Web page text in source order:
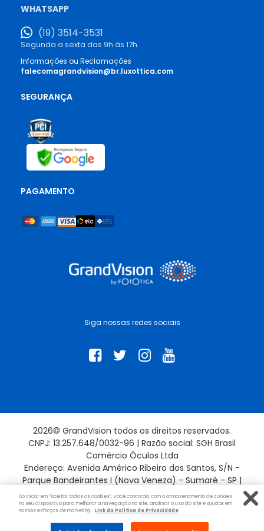
Siga nossas redes sociais
WHATSAPP
(19) 3514-3531
Segunda a sexta das 9h às 17h
Informações ou Reclamações
falecomagrandvision@br.luxottica.com
SEGURANÇA
PAGAMENTO
2026© GrandVision todos os direitos reservados.
CNPJ: 13.257.648/0032-96 | Razão social: SGH Brasil
Comércio Óculos Ltda
Endereço: Avenida Américo Ribeiro dos Santos, S/N -
Parque Bandeirantes I (Nova Veneza) - Sumaré - SP |
13181-715
Ao clicar em “Aceitar todos os cookies”, você concorda com o armazenamento de cookies
no seu dispositivo para melhorar a navegação no site, analisar o uso do site e ajudar em
nossos esforços de marketing. Link da Politica de Privacidade